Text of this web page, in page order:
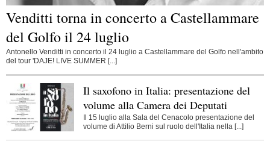
Venditti torna in concerto a Castellammare
del Golfo il 24 luglio
Antonello Venditti in concerto il 24 luglio a Castellammare del Golfo nell'ambito
del tour 'DAJE! LIVE SUMMER [...]
Il saxofono in Italia: presentazione del
volume alla Camera dei Deputati
Il 15 luglio alla Sala del Cenacolo presentazione del
volume di Attilio Berni sul ruolo dell'Italia nella [...]